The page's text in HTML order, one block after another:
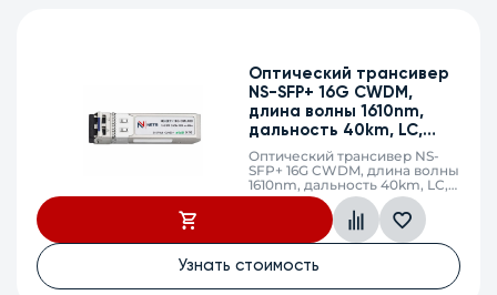
Оптический трансивер
NS-SFP+ 16G CWDM,
длина волны 1610nm,
дальность 40km, LC,
DDM
Оптический трансивер NS-
SFP+ 16G CWDM, длина волны
1610nm, дальность 40km, LC,
DDM
Узнать стоимость